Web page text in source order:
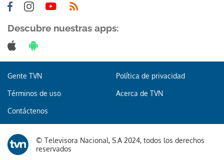
Descubre nuestras apps:
Gente TVN Política de privacidad
Términos de uso Acerca de TVN
Contáctenos
© Televisora Nacional, S.A 2024, todos los derechos
reservados